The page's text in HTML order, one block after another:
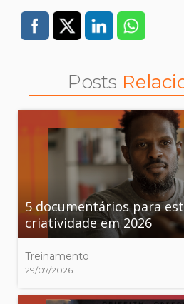
Posts
5 documentários para
criatividade em 2026
Treinamento
29/07/2026